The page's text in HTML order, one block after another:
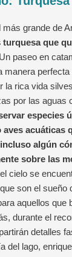
más grande de
que
paseo en
manera
la rica vida
por las aguas
especies
acuáticas
algún
sobre las
cielo se
son el sueño
aquellos que
durante el
detalles
del lago,